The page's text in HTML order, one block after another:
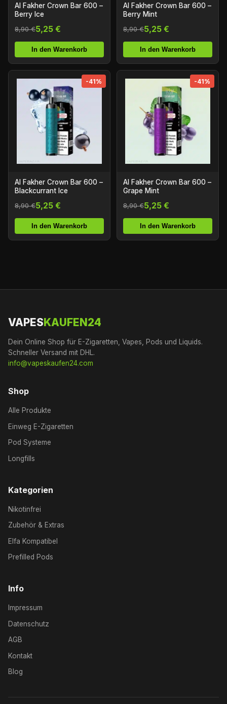
Al Fakher Crown Bar 600 –
Berry Ice
8,90 €5,25 €
In den Warenkorb
Al Fakher Crown Bar 600 –
Berry Mint
8,90 €5,25 €
In den Warenkorb
-41%
Al Fakher Crown Bar 600 –
Blackcurrant Ice
8,90 €5,25 €
In den Warenkorb
-41%
Al Fakher Crown Bar 600 –
Grape Mint
8,90 €5,25 €
In den Warenkorb
VAPES KAUFEN24
Dein Online Shop für E-Zigaretten, Vapes, Pods und Liquids.
Schneller Versand mit DHL.
info@vapeskaufen24.com
Shop
Alle Produkte
Einweg E-Zigaretten
Pod Systeme
Longfills
Kategorien
Nikotinfrei
Zubehör & Extras
Elfa Kompatibel
Prefilled Pods
Info
Impressum
Datenschutz
AGB
Kontakt
Blog